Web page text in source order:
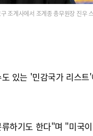
조계사에서 조계종 총무원장 진우
있는 '민감국가 리스
하기도 한다"며 "미국